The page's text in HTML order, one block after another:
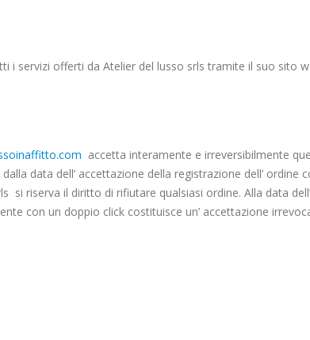
i servizi offerti da Atelier del lusso srls tramite il suo sito
accetta interamente e irreversibilmente
data dell’ accettazione della registrazione dell’ ordine
si riserva il diritto di rifiutare qualsiasi ordine. Alla data
con un doppio click costituisce un’ accettazione